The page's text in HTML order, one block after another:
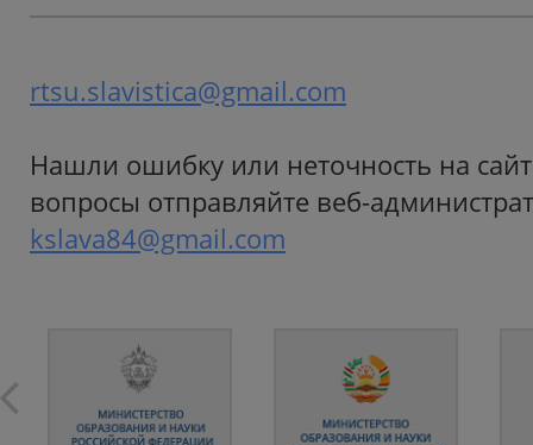
rtsu.slavistica@gmail.com
Нашли ошибку или неточность на
вопросы отправляйте веб-
kslava84@gmail.com